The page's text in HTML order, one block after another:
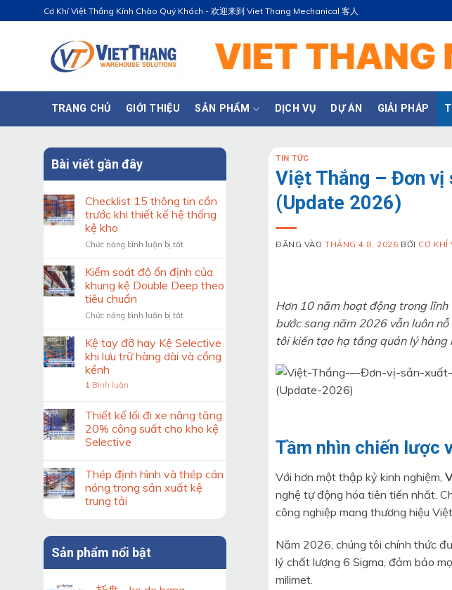
qua
Cơ Khí Việt Thắng Kính Chào Quý Khách - 欢迎来到 Viet Thang Mechanical 客人
TRANG CHỦ GIỚI THIỆU SẢN PHẨM DỊCH VỤ DỰ ÁN GIẢI PHÁP
Bài viết gần đây
Checklist 15 thông tin cần
trước khi thiết kế hệ thống
kệ kho
Chức năng bình luận bị tắtở
15
thông
tin
trước
thiết
kế
hệ
Kiểm soát độ ổn định của
khung kệ Double Deep theo
tiêu chuẩn
Chức năng bình luận bị tắtở
soát
độ
ổn
Double
Deep
chuẩn
Kệ tay đỡ hay Kệ Selective
khi lưu trữ hàng dài và cồng
kềnh
1 Bình luận
Thiết kế lối đi xe nâng tăng
20% công suất cho kho kệ
Selective
Thép định hình và thép cán
nóng trong sản xuất kệ
trung tải
Sản phẩm nổi bật
TIN TỨC
Việt Thắng – Đơn vị
(Update 2026)
ĐĂNG VÀOTHÁNG 4 8, 2026 BỞI CƠ KHÍ
Hơn 10 năm hoạt động trong
bước sang năm 2026 vẫn luôn
tôi kiến tạo hạ tầng quản lý
Tầm nhìn chiến lược
Với hơn một thập kỷ kinh nghiệm,
nghệ tự động hóa tiên tiến nhất.
công nghiệp mang thương hiệu
Năm 2026, chúng tôi chính thức
lý chất lượng 6 Sigma, đảm bảo
milimet.